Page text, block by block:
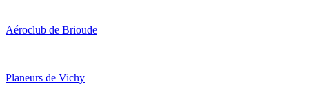
Aéroclub de Brioude
Planeurs de Vichy